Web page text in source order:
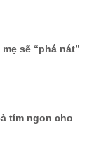
sẽ “phá nát”
tím ngon cho